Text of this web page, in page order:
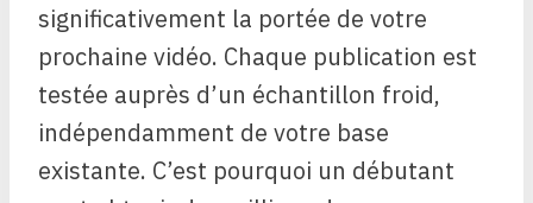
significativement la portée de votre
prochaine vidéo. Chaque publication est
testée auprès d’un échantillon froid,
indépendamment de votre base
existante. C’est pourquoi un débutant